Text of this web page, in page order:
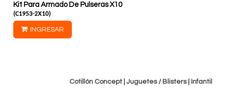
Kit Para Armado De Pulseras X10
(C1953-2X10)
INGRESAR
Cotillón Concept | Juguetes / Blisters| Infantil